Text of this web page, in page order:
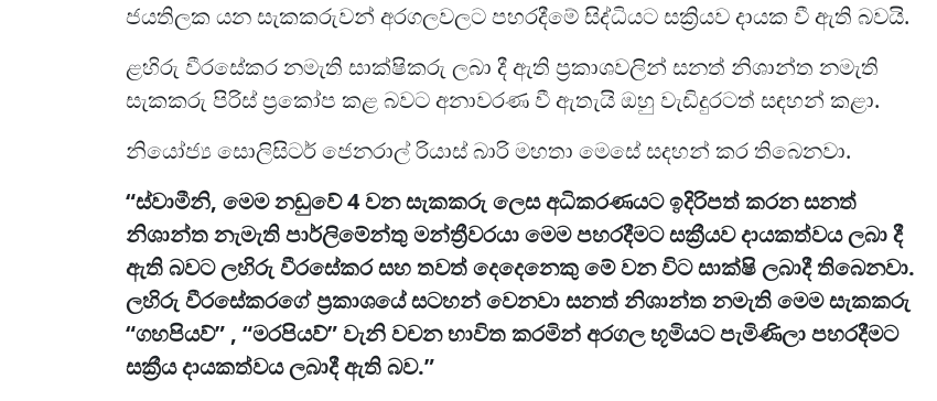
ජයතිලක යන සැකකරුවන් අරගලවලට පහරදීමේ සිද්ධියට සක්‍රියව දායක වී ඇති බවයි.
ළහිරු වීරසේකර නමැති සාක්ෂිකරු ලබා දී ඇති ප්‍රකාශවලින් සනත් නිශාන්ත නමැති
සැකකරු පිරිස් ප්‍රකෝප කළ බවට අනාවරණ වී ඇතැයි ඔහු වැඩිදුරටත් සඳහන් කළා.
නියෝජ්‍ය සොලිසිටර් ජෙනරාල් රියාස් බාරි මහතා මෙසේ සදහන් කර තිබෙනවා.
“ස්වාමීනි, මෙම නඩුවේ 4 වන සැකකරු ලෙස අධිකරණයට ඉදිරිපත් කරන සනත්
නිශාන්ත නැමැති පාර්ලිමේන්තු මන්ත්‍රීවරයා මෙම පහරදීමට සක්‍රීයව දායකත්වය ලබා දී
ඇති බවට ලහිරු වීරසේකර සහ තවත් දෙදෙනෙකු මේ වන විට සාක්ෂි ලබාදී තිබෙනවා.
ලහිරු වීරසේකරගේ ප්‍රකාශයේ සටහන් වෙනවා සනත් නිශාන්ත නමැති මෙම සැකකරු
“ගහපියව්” , “මරපියව්” වැනි වචන භාවිත කරමින් අරගල භූමියට පැමිණිලා පහරදීමට
සක්‍රීය දායකත්වය ලබාදී ඇති බව.”